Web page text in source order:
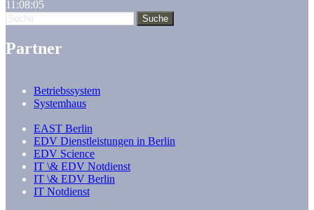
11:08:05
Partner
Betriebssystem
Systemhaus
EAST Berlin
EDV Dienstleistungen in Berlin
EDV Science
IT \& EDV Notdienst
IT \& EDV Berlin
IT Notdienst